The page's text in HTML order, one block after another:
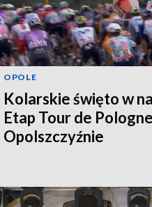
OPOLE
Kolarskie święto w
Etap Tour de
Opolszczyźnie